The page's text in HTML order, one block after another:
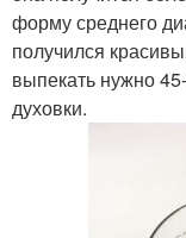
форму среднего
получился
выпекать нужно
духовки.